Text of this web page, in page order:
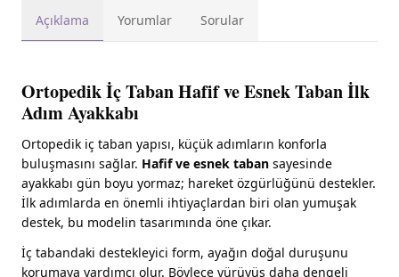
Açıklama Yorumlar Sorular
Ortopedik İç Taban Hafif ve Esnek Taban İlk
Adım Ayakkabı
Ortopedik iç taban yapısı, küçük adımların konforla
buluşmasını sağlar. Hafif ve esnek taban sayesinde
ayakkabı gün boyu yormaz; hareket özgürlüğünü destekler.
İlk adımlarda en önemli ihtiyaçlardan biri olan yumuşak
destek, bu modelin tasarımında öne çıkar.
İç tabandaki destekleyici form, ayağın doğal duruşunu
korumaya yardımcı olur. Böylece yürüyüş daha dengeli